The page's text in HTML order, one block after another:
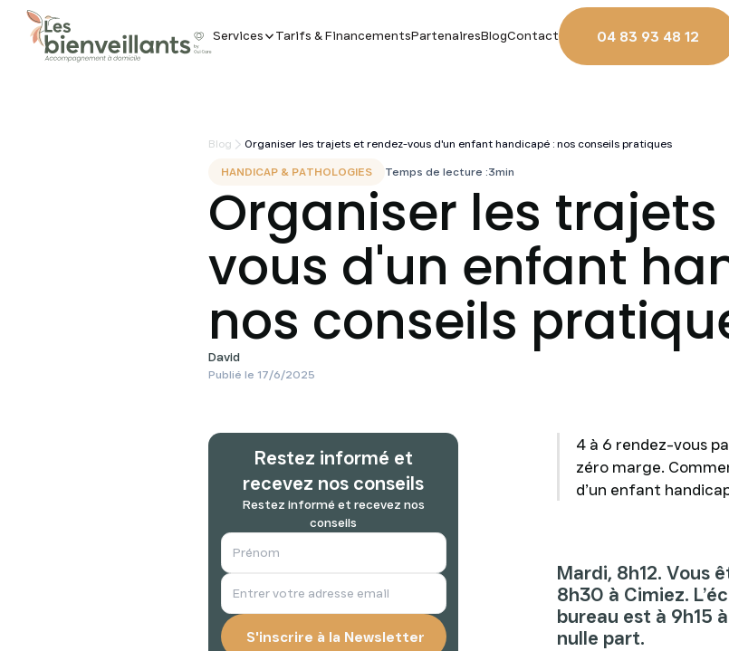
Services Tarifs & FinancementsPartenairesBlogContact 04 83 93 48 12
Blog Organiser les trajets et rendez-vous d'un enfant handicapé : nos conseils pratiques
HANDICAP & PATHOLOGIES Temps de lecture :3min
Organiser les
vous d'un enfant
nos conseils
David
Publié le 17/6/2025
Restez informé et
recevez nos conseils
Restez informé et recevez nos
conseils
4 à 6 rendez-vous
zéro marge.
d’un enfant
Mardi, 8h12. Vous
8h30 à Cimiez.
bureau est à 9h15
nulle part.